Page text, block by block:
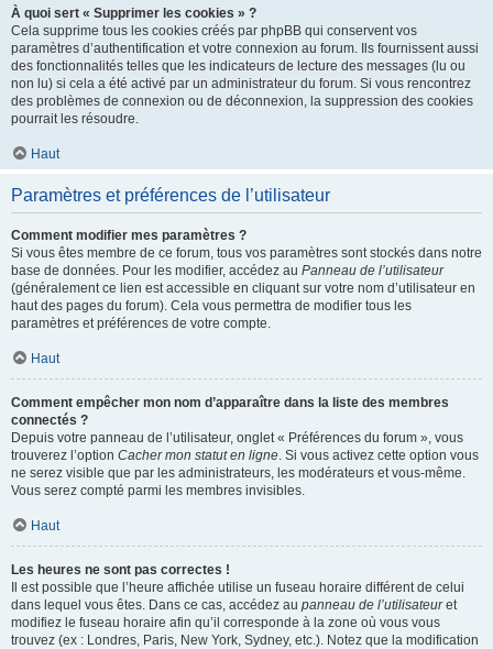
À quoi sert « Supprimer les cookies » ?
Cela supprime tous les cookies créés par phpBB qui conservent vos
paramètres d’authentification et votre connexion au forum. Ils fournissent aussi
des fonctionnalités telles que les indicateurs de lecture des messages (lu ou
non lu) si cela a été activé par un administrateur du forum. Si vous rencontrez
des problèmes de connexion ou de déconnexion, la suppression des cookies
pourrait les résoudre.
Haut
Paramètres et préférences de l’utilisateur
Comment modifier mes paramètres ?
Si vous êtes membre de ce forum, tous vos paramètres sont stockés dans notre
base de données. Pour les modifier, accédez au Panneau de l’utilisateur
(généralement ce lien est accessible en cliquant sur votre nom d’utilisateur en
haut des pages du forum). Cela vous permettra de modifier tous les
paramètres et préférences de votre compte.
Haut
Comment empêcher mon nom d’apparaître dans la liste des membres
connectés ?
Depuis votre panneau de l’utilisateur, onglet « Préférences du forum », vous
trouverez l’option Cacher mon statut en ligne. Si vous activez cette option vous
ne serez visible que par les administrateurs, les modérateurs et vous-même.
Vous serez compté parmi les membres invisibles.
Haut
Les heures ne sont pas correctes !
Il est possible que l’heure affichée utilise un fuseau horaire différent de celui
dans lequel vous êtes. Dans ce cas, accédez au panneau de l’utilisateuret
modifiez le fuseau horaire afin qu’il corresponde à la zone où vous vous
trouvez (ex : Londres, Paris, New York, Sydney, etc.). Notez que la modification